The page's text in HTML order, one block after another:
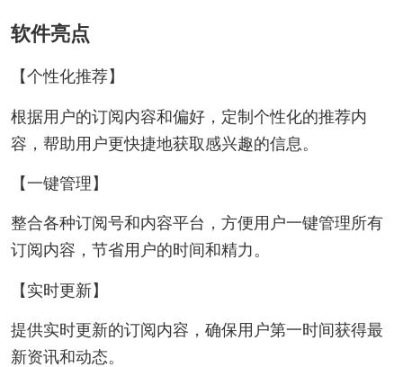
软件亮点
【个性化推荐】
根据用户的订阅内容和偏好，定制个性化的推荐内
容，帮助用户更快捷地获取感兴趣的信息。
【一键管理】
整合各种订阅号和内容平台，方便用户一键管理所有
订阅内容，节省用户的时间和精力。
【实时更新】
提供实时更新的订阅内容，确保用户第一时间获得最
新资讯和动态。